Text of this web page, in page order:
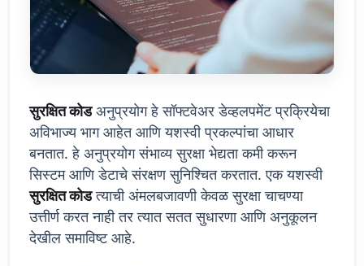
सुरक्षित कोडअनुप्रयोग हे सॉफ्टवेअर डेव्हलपमेंट प्रक्रियेचा
अविभाज्य भाग आहेत आणि यशस्वी प्रकल्पांचा आधार
बनतात. हे अनुप्रयोग संभाव्य सुरक्षा भेद्यता कमी करून
सिस्टम आणि डेटाचे संरक्षण सुनिश्चित करतात. एक यशस्वी
सुरक्षित कोडत्याची अंमलबजावणी केवळ सुरक्षा चाचण्या
उत्तीर्ण करत नाही तर त्यात सतत सुधारणा आणि अनुकूलन
देखील समाविष्ट आहे.